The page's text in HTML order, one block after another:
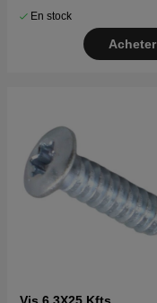
En stock
Acheter